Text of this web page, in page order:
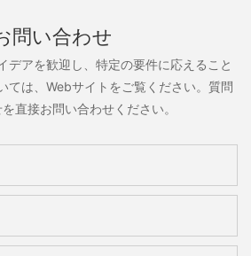
問い合わせ
デアを歓迎し、特定の要件に応えること
ては、Webサイトをご覧ください。質問
直接お問い合わせください。